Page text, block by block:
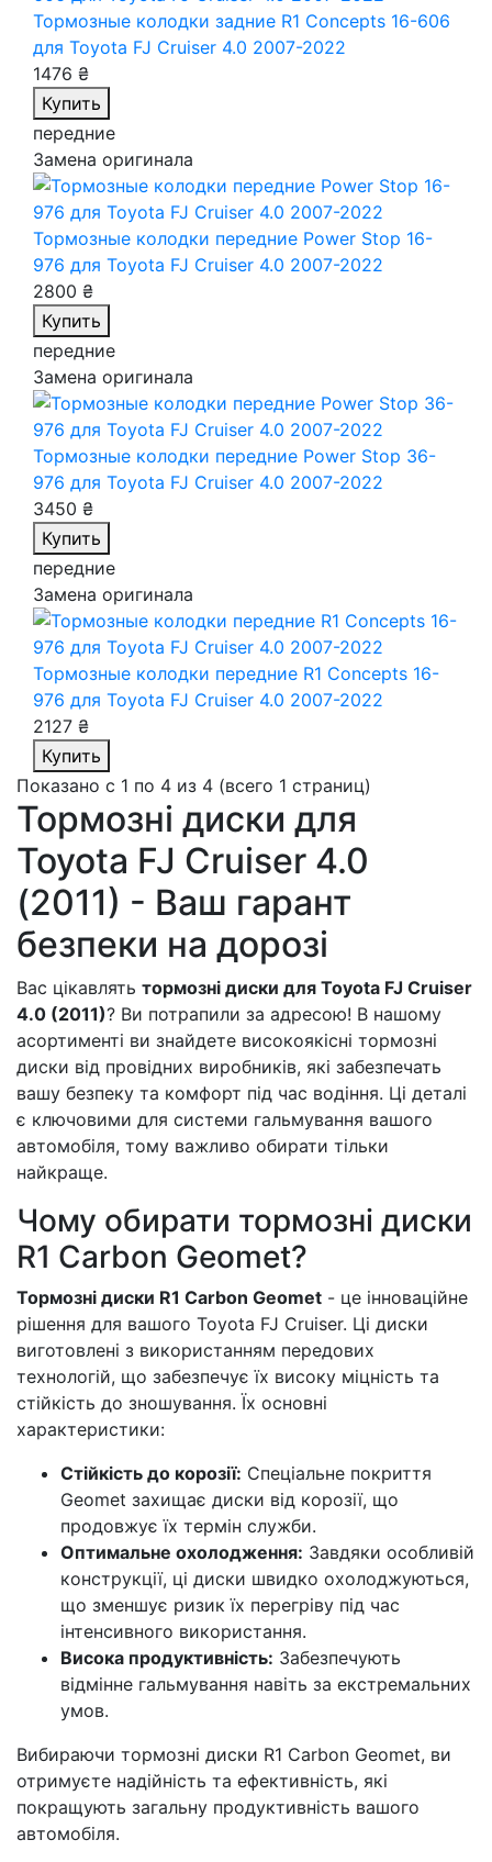
Тормозные колодки задние R1 Concepts 16-606
для Toyota FJ Cruiser 4.0 2007-2022
1476 ₴
Купить
передние
Замена оригинала
Тормозные колодки передние Power Stop 16-
976 для Toyota FJ Cruiser 4.0 2007-2022
2800 ₴
Купить
передние
Замена оригинала
Тормозные колодки передние Power Stop 36-
976 для Toyota FJ Cruiser 4.0 2007-2022
3450 ₴
Купить
передние
Замена оригинала
Тормозные колодки передние R1 Concepts 16-
976 для Toyota FJ Cruiser 4.0 2007-2022
2127 ₴
Купить
Показано с 1 по 4 из 4 (всего 1 страниц)
Тормозні диски для
Toyota FJ Cruiser 4.0
(2011) - Ваш гарант
безпеки на дорозі
Вас цікавлять тормозні диски для Toyota FJ Cruiser
4.0 (2011)? Ви потрапили за адресою! В нашому
асортименті ви знайдете високоякісні тормозні
диски від провідних виробників, які забезпечать
вашу безпеку та комфорт під час водіння. Ці деталі
є ключовими для системи гальмування вашого
автомобіля, тому важливо обирати тільки
найкраще.
Чому обирати тормозні диски
R1 Carbon Geomet?
Тормозні диски R1 Carbon Geomet - це інноваційне
рішення для вашого Toyota FJ Cruiser. Ці диски
виготовлені з використанням передових
технологій, що забезпечує їх високу міцність та
стійкість до зношування. Їх основні
характеристики:
Стійкість до корозії: Спеціальне покриття
Geomet захищає диски від корозії, що
продовжує їх термін служби.
Оптимальне охолодження: Завдяки особливій
конструкції, ці диски швидко охолоджуються,
що зменшує ризик їх перегріву під час
інтенсивного використання.
Висока продуктивність: Забезпечують
відмінне гальмування навіть за екстремальних
умов.
Вибираючи тормозні диски R1 Carbon Geomet, ви
отримуєте надійність та ефективність, які
покращують загальну продуктивність вашого
автомобіля.